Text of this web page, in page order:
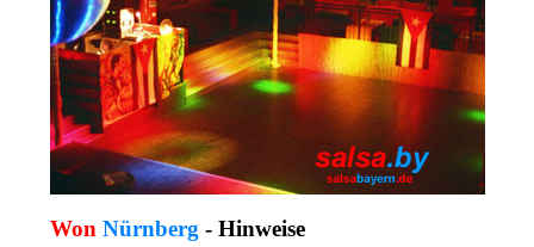
Won Nürnberg- Hinweise